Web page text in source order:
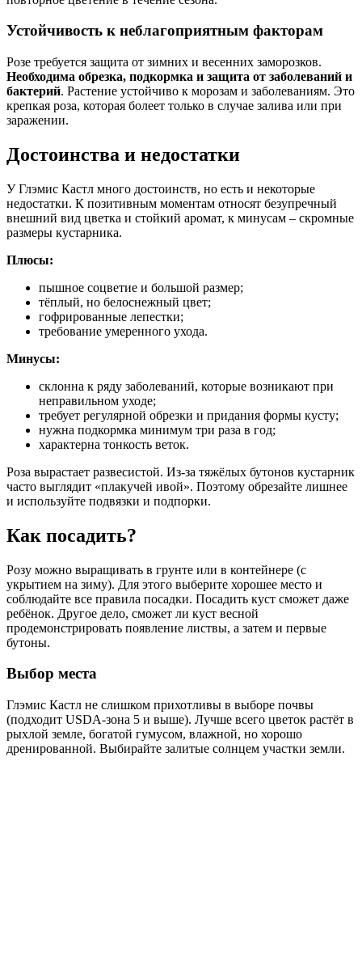
Устойчивость к неблагоприятным факторам
Розе требуется защита от зимних и весенних заморозков.
Необходима обрезка, подкормка и защита от заболеваний и
бактерий. Растение устойчиво к морозам и заболеваниям. Это
крепкая роза, которая болеет только в случае залива или при
заражении.
Достоинства и недостатки
У Глэмис Кастл много достоинств, но есть и некоторые
недостатки. К позитивным моментам относят безупречный
внешний вид цветка и стойкий аромат, к минусам – скромные
размеры кустарника.
Плюсы:
пышное соцветие и большой размер;
тёплый, но белоснежный цвет;
гофрированные лепестки;
требование умеренного ухода.
Минусы:
склонна к ряду заболеваний, которые возникают при
неправильном уходе;
требует регулярной обрезки и придания формы кусту;
нужна подкормка минимум три раза в год;
характерна тонкость веток.
Роза вырастает развесистой. Из-за тяжёлых бутонов кустарник
часто выглядит «плакучей ивой». Поэтому обрезайте лишнее
и используйте подвязки и подпорки.
Как посадить?
Розу можно выращивать в грунте или в контейнере (с
укрытием на зиму). Для этого выберите хорошее место и
соблюдайте все правила посадки. Посадить куст сможет даже
ребёнок. Другое дело, сможет ли куст весной
продемонстрировать появление листвы, а затем и первые
бутоны.
Выбор места
Глэмис Кастл не слишком прихотливы в выборе почвы
(подходит USDA-зона 5 и выше). Лучше всего цветок растёт в
рыхлой земле, богатой гумусом, влажной, но хорошо
дренированной. Выбирайте залитые солнцем участки земли.